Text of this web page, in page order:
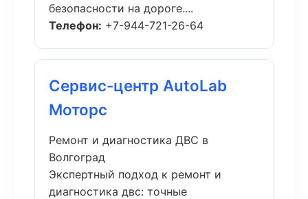
безопасности на дороге....
Телефон: +7-944-721-26-64
Сервис-центр AutoLab
Моторс
Ремонт и диагностика ДВС в
Волгоград
Экспертный подход к ремонт и
диагностика двс: точные